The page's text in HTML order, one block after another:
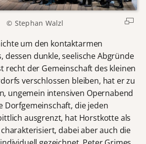
© Stephan Walzl
um den kontaktarmen
dessen dunkle, seelische Abgründe
recht der Gemeinschaft des kleinen
verschlossen bleiben, hat er zu
ungemein intensiven Opernabend
Dorfgemeinschaft, die jeden
ausgrenzt, hat Horstkotte als
dabei aber auch die